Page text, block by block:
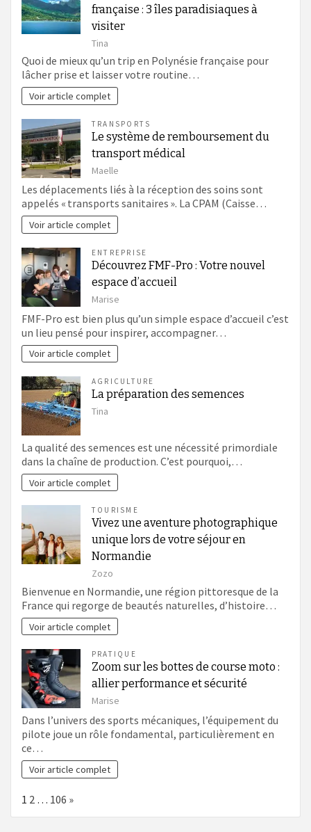
française : 3 îles paradisiaques à
visiter
Tina
Quoi de mieux qu’un trip en Polynésie française pour
lâcher prise et laisser votre routine…
Voir article complet
TRANSPORTS
Le système de remboursement du
transport médical
Maelle
Les déplacements liés à la réception des soins sont
appelés « transports sanitaires ». La CPAM (Caisse…
Voir article complet
ENTREPRISE
Découvrez FMF-Pro : Votre nouvel
espace d’accueil
Marise
FMF-Pro est bien plus qu’un simple espace d’accueil c’est
un lieu pensé pour inspirer, accompagner…
Voir article complet
AGRICULTURE
La préparation des semences
Tina
La qualité des semences est une nécessité primordiale
dans la chaîne de production. C’est pourquoi,…
Voir article complet
TOURISME
Vivez une aventure photographique
unique lors de votre séjour en
Normandie
Zozo
Bienvenue en Normandie, une région pittoresque de la
France qui regorge de beautés naturelles, d’histoire…
Voir article complet
PRATIQUE
Zoom sur les bottes de course moto :
allier performance et sécurité
Marise
Dans l’univers des sports mécaniques, l’équipement du
pilote joue un rôle fondamental, particulièrement en
ce…
Voir article complet
Page:
1 2 … 106 Next
»